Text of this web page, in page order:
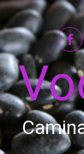
Saltar al